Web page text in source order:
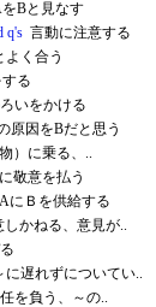
Bと見なす
q's 言動に注意する
よく合う
る
いをかける
原因をBだと思う
）に乗る、..
敬意を払う
AにＢを供給する
しかねる、意見が..
に遅れずについてい..
を負う、～の..